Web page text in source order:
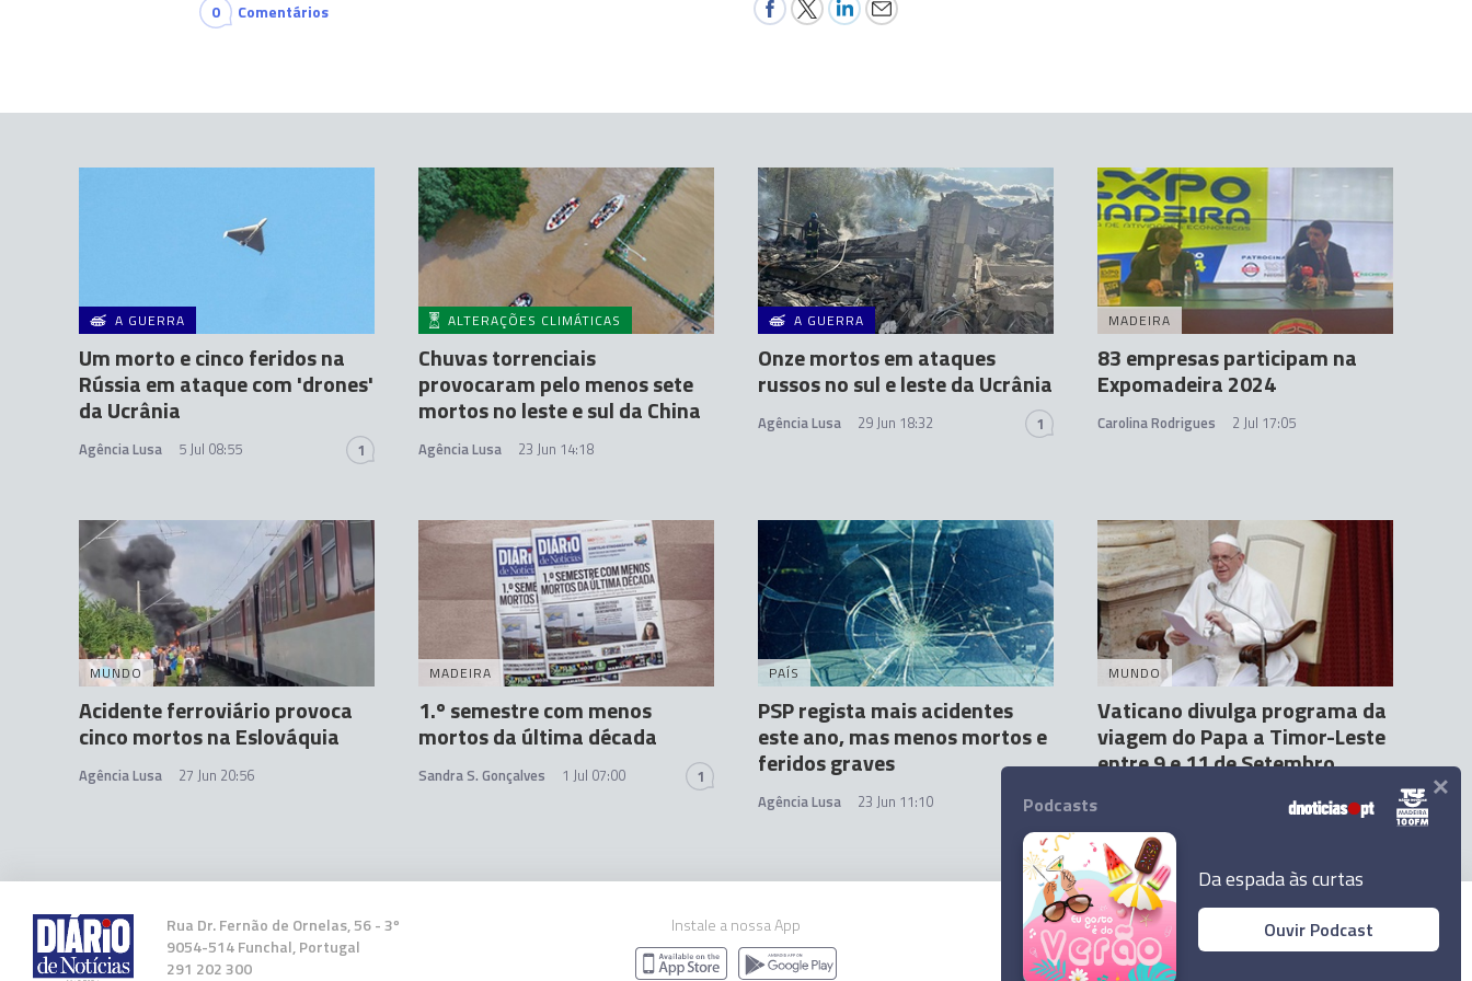
0 Comentários
A GUERRA
Um morto e cinco feridos na
Rússia em ataque com 'drones'
da Ucrânia
Agência Lusa 5 Jul 08:55 1
ALTERAÇÕES CLIMÁTICAS
Chuvas torrenciais
provocaram pelo menos sete
mortos no leste e sul da China
Agência Lusa 23 Jun 14:18
A GUERRA
Onze mortos em ataques
russos no sul e leste da Ucrânia
Agência Lusa 29 Jun 18:32 1
MADEIRA
83 empresas participam na
Expomadeira 2024
Carolina Rodrigues 2 Jul 17:05
MUNDO
Acidente ferroviário provoca
cinco mortos na Eslováquia
Agência Lusa 27 Jun 20:56
MADEIRA
1.º semestre com menos
mortos da última década
Sandra S. Gonçalves 1 Jul 07:00 1
PAÍS
PSP regista mais acidentes
este ano, mas menos mortos e
feridos graves
Agência Lusa 23 Jun 11:10
MUNDO
Vaticano divulga programa da
viagem do Papa a Timor-Leste
entre 9 e 11 de Setembro
Rua Dr. Fernão de Ornelas, 56 - 3º
9054-514 Funchal, Portugal
291 202 300
Instale a nossa App
© 2024 Empresa Diário de Notícias, Lda.
Podcasts
Da espada às curtas
Ouvir Podcast
×